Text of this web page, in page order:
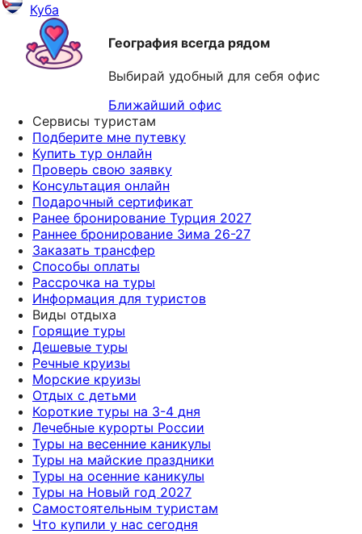
Куба
География всегда рядом
Выбирай удобный для себя офис
Ближайший офис
Сервисы туристам
Подберите мне путевку
Купить тур онлайн
Проверь свою заявку
Консультация онлайн
Подарочный сертификат
Ранее бронирование Турция 2027
Раннее бронирование Зима 26-27
Заказать трансфер
Способы оплаты
Рассрочка на туры
Информация для туристов
Виды отдыха
Горящие туры
Дешевые туры
Речные круизы
Морские круизы
Отдых с детьми
Короткие туры на 3-4 дня
Лечебные курорты России
Туры на весенние каникулы
Туры на майские праздники
Туры на осенние каникулы
Туры на Новый год 2027
Самостоятельным туристам
Что купили у нас сегодня